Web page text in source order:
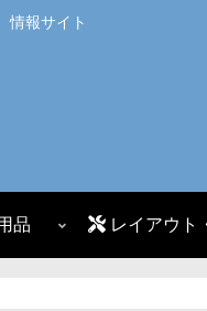
情報サイト
品 レイアウト